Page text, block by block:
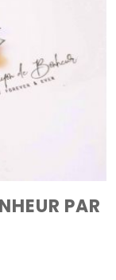
PAR